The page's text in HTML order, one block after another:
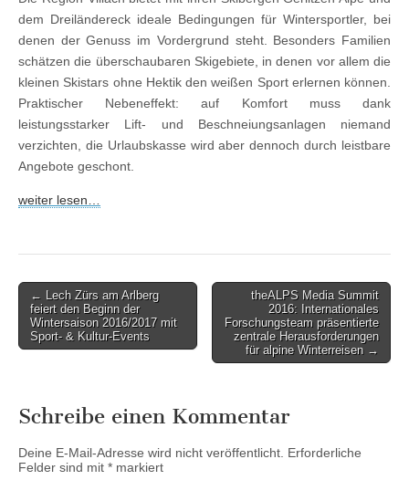
dem Dreiländereck ideale Bedingungen für Wintersportler, bei
denen der Genuss im Vordergrund steht. Besonders Familien
schätzen die überschaubaren Skigebiete, in denen vor allem die
kleinen Skistars ohne Hektik den weißen Sport erlernen können.
Praktischer Nebeneffekt: auf Komfort muss dank
leistungsstarker Lift- und Beschneiungsanlagen niemand
verzichten, die Urlaubskasse wird aber dennoch durch leistbare
Angebote geschont.
weiter lesen…
Post
navigation
← Lech Zürs am Arlberg
feiert den Beginn der
Wintersaison 2016/2017 mit
Sport- & Kultur-Events
theALPS Media Summit
2016: Internationales
Forschungsteam präsentierte
zentrale Herausforderungen
für alpine Winterreisen →
Schreibe einen Kommentar
Deine E-Mail-Adresse wird nicht veröffentlicht. Erforderliche
Felder sind mit * markiert